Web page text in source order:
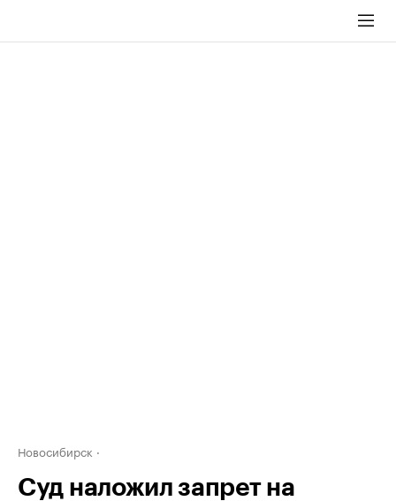
Новосибирск
Суд наложил запрет на